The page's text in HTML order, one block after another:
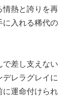
情熱と誇りを再
に入れる稀代の
で差し支えない
デレラグレイに
に運命付けられ